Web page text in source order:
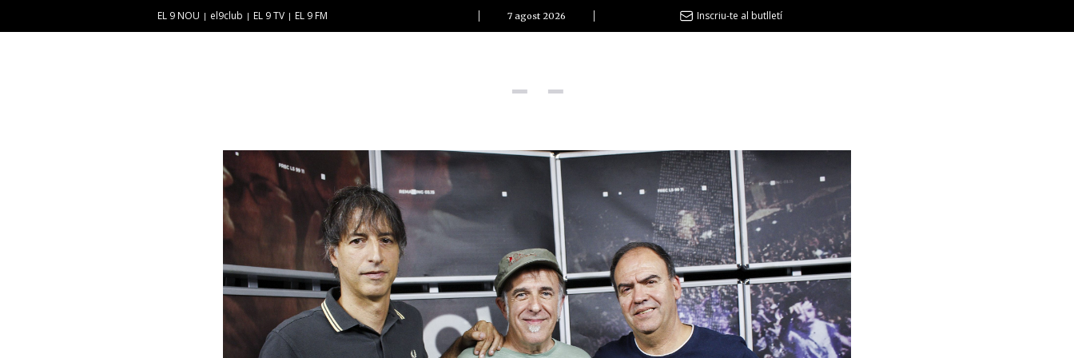
Novetats discogràfiques
El Clàssic | ELS 3 TAMBORS
TEMÀTIQUES
EL 9 NOU el9club EL 9 TV EL 9 FM 7 agost 2026 Inscriu-te al butlletí